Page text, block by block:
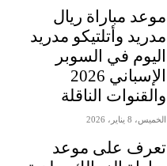
موعد مباراة ريال
مدريد وأتلتيكو مدريد
اليوم في السوبر
الإسباني 2026
والقنوات الناقلة
الخميس، 8 يناير، 2026
تعرف على موعد